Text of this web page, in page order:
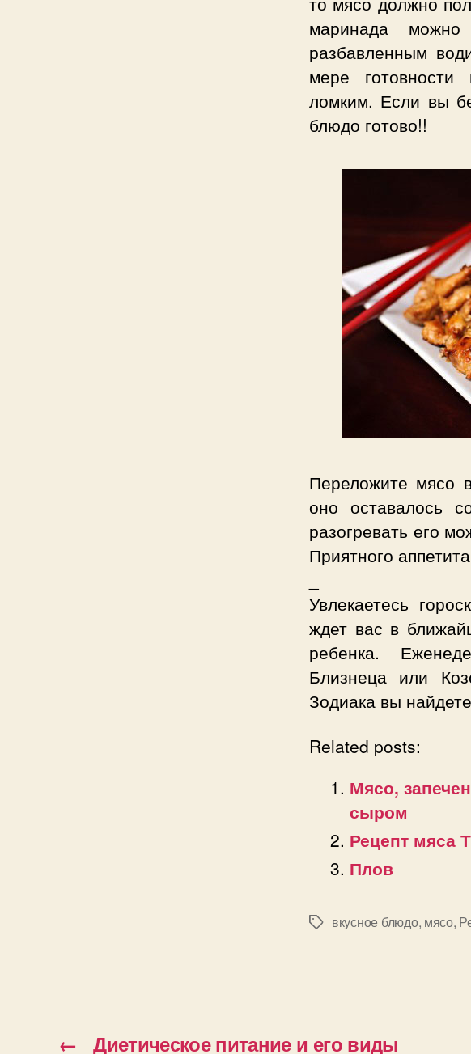
маринада
разбавленным
мере
ломким. Если вы
блюдо готово!!
Переложите мясо
оно оставалось
разогревать его
Приятного
Увлекаетесь
ждет вас в
ребенка.
Близнеца или
Зодиака вы
Related posts:
Мясо,
сыром
Рецепт мяса
Плов
Позначки
вкусное блюдо, мясо,
← Диетическое питание и его виды